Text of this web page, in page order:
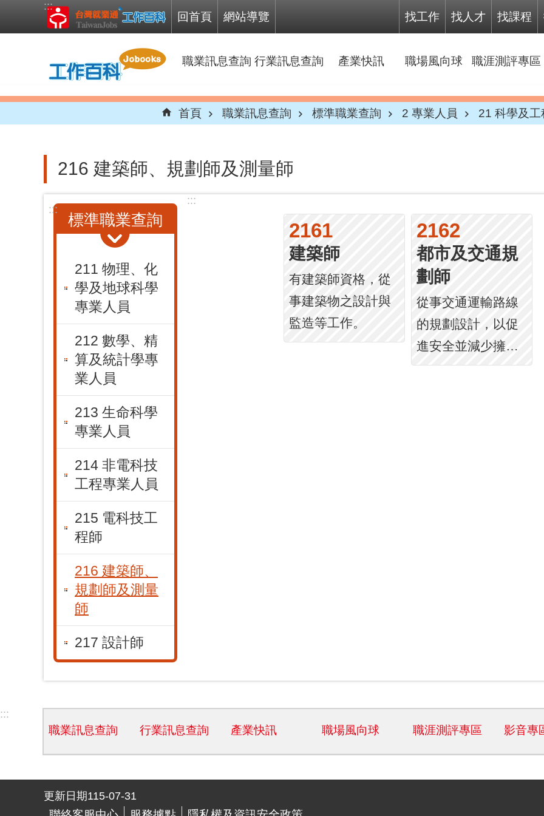
跳到主要內容區塊
:::
回首頁 網站導覽 找工作 找人才 找課程
職業訊息查詢 行業訊息查詢 產業快訊 職場風向球 職涯測評專區
首頁 職業訊息查詢 標準職業查詢 2 專業人員 21 科學及工
216 建築師、規劃師及測量師
:::
標準職業查詢
211 物理、化
學及地球科學
專業人員
212 數學、精
算及統計學專
業人員
213 生命科學
專業人員
214 非電科技
工程專業人員
215 電科技工
程師
216 建築師、
規劃師及測量
師
217 設計師
:::
2161
建築師
有建築師資格，從
事建築物之設計與
監造等工作。
2162
都市及交通規
劃師
從事交通運輸路線
的規劃設計，以促
進安全並減少擁擠
等問題。<...
:::
職業訊息查詢 行業訊息查詢 產業快訊 職場風向球 職涯測評專區 影音專
更新日期115-07-31